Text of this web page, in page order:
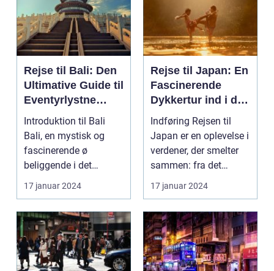
Rejse til Bali: Den
Ultimative Guide til
Eventyrlystne
Rejsende
Introduktion til Bali
Bali, en mystisk og
fascinerende ø
beliggende i det
smukke Indonesien,
har læ...
17 januar 2024
Rejse til Japan: En
Fascinerende
Dykkertur ind i det
Kejserlige Øst
Indføring Rejsen til
Japan er en oplevelse i
verdener, der smelter
sammen: fra det
traditionelle ti...
17 januar 2024